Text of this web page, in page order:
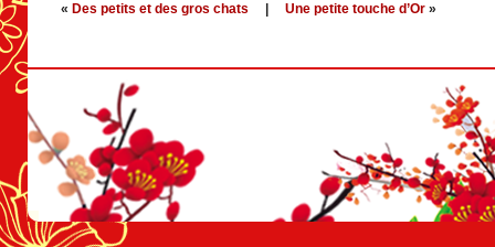
« Des petits et des gros chats Une petite touche d’Or »